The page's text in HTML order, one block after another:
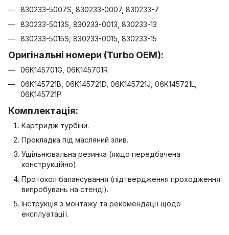
830233-5007S, 830233-0007, 830233-7
830233-5013S, 830233-0013, 830233-13
830233-5015S, 830233-0015, 830233-15
Оригінальні номери (Turbo OEM):
06K145701G, 06K145701R
06K145721B, 06K145721D, 06K145721J, 06K145721L,
06K145721P
Комплектація:
Картридж турбіни.
Прокладка під масляний злив.
Ущільнювальна резинка (якщо передбачена
конструкційно).
Протокол балансування (підтвердження проходження
випробувань на стенді).
Інструкція з монтажу та рекомендації щодо
експлуатації.